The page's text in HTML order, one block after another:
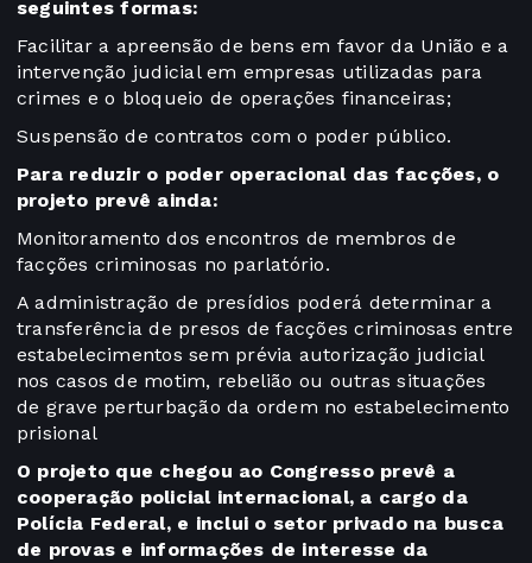
seguintes formas:
Facilitar a apreensão de bens em favor da União e a
intervenção judicial em empresas utilizadas para
crimes e o bloqueio de operações financeiras;
Suspensão de contratos com o poder público.
Para reduzir o poder operacional das facções, o
projeto prevê ainda:
Monitoramento dos encontros de membros de
facções criminosas no parlatório.
A administração de presídios poderá determinar a
transferência de presos de facções criminosas entre
estabelecimentos sem prévia autorização judicial
nos casos de motim, rebelião ou outras situações
de grave perturbação da ordem no estabelecimento
prisional
O projeto que chegou ao Congresso prevê a
cooperação policial internacional, a cargo da
Polícia Federal, e inclui o setor privado na busca
de provas e informações de interesse da